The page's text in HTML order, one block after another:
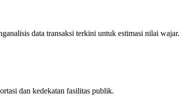
data transaksi terkini untuk estimasi nilai wajar.
dan kedekatan fasilitas publik.